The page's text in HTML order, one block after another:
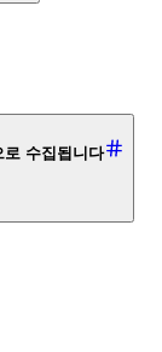
로 수집됩니다